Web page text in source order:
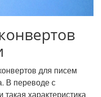
для писем
В переводе с
такая характеристика